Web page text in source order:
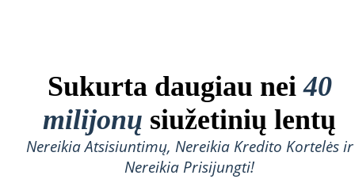
Sukurta daugiau nei40
milijonų siužetinių lentų
Nereikia Atsisiuntimų, Nereikia Kredito Kortelės ir
Nereikia Prisijungti!